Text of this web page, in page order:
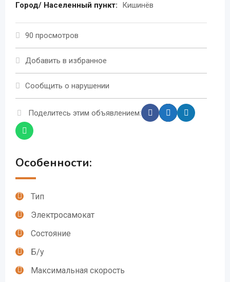
Город/ Населенный пункт: Кишинёв
90 просмотров
Добавить в избранное
Сообщить о нарушении
Поделитесь этим объявлением:
Особенности:
Тип
Электросамокат
Состояние
Б/у
Максимальная скорость